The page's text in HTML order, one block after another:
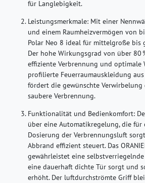
für Langlebigkeit.
Leistungsmerkmale: Mit einer
und einem Raumheizvermögen von
Polar Neo 8 ideal für mittelgroße bis
Der hohe Wirkungsgrad von über 80
effiziente Verbrennung und optimale
profilierte Feuerraumauskleidung
fördert die gewünschte Verwirbelung
saubere Verbrennung.
Funktionalität und Bedienkomfort:
über eine Automatikregelung, die für
Dosierung der Verbrennungsluft
Abbrand effizient steuert. Das
gewährleistet eine
eine dauerhaft dichte Tür sorgt und
erhöht. Der luftdurchströmte Griff